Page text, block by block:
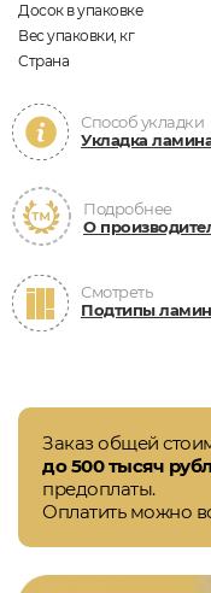
Досок в упаковке
Вес упаковки, кг
Страна
Способ укладки
Укладка
Подробнее
О
Смотреть
Подтипы
Заказ общей
до 500 тысяч
предоплаты.
Оплатить можно